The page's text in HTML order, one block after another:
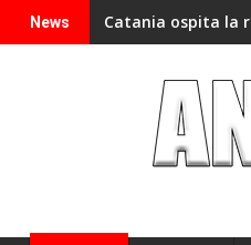
News Catania ospita la